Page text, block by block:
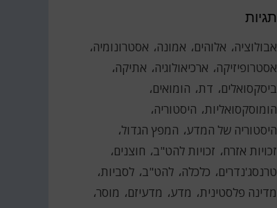
תגיות
אבולוציה אלוהים אמונה
אסטרונומיה
אסטרופיזיקה
ארכיאולוגיה
אתיקה
ביסקסואלים
דת הומואים
הומוסקסואליות היסטוריה
היסטוריה של המדע המפץ הגדול
זכויות אזרח
זכויות להט"ב חוצנים
טרנסג'נדרים
כלכלה להט"ב לסביות
מדינה פלסטינית
מדע מדעיזם
מוסר